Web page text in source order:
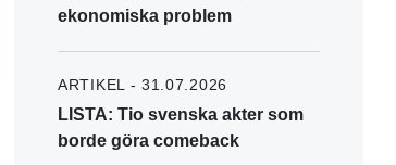
ekonomiska problem
ARTIKEL - 31.07.2026
LISTA: Tio svenska akter som
borde göra comeback